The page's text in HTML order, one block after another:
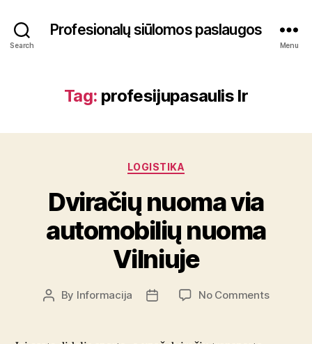
Search
Profesionalų siūlomos paslaugos
Menu
Tag: profesijupasaulis lr
Categories
LOGISTIKA
Dviračių nuoma via
automobilių nuoma
Vilniuje
Post
By Informacija
Post
No Commentson